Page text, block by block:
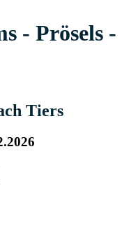
- Prösels -
Tiers